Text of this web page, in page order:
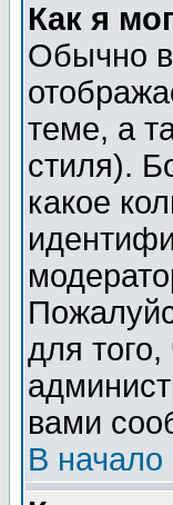
Как я
Обычно
теме, а
стиля).
какое
для
вами
В начало